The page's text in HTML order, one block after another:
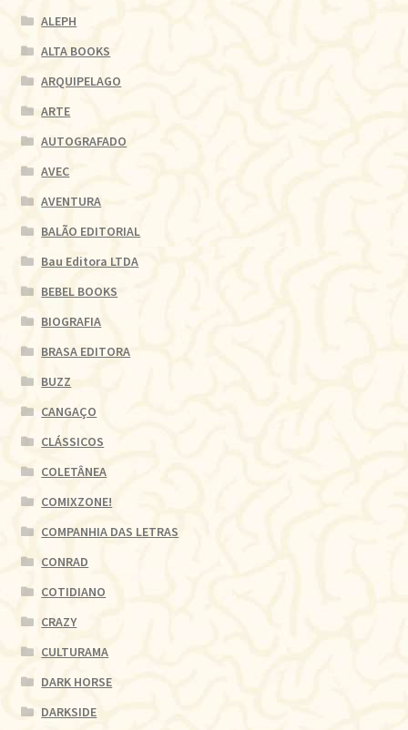
ALEPH
ALTA BOOKS
ARQUIPELAGO
ARTE
AUTOGRAFADO
AVEC
AVENTURA
BALÃO EDITORIAL
Bau Editora LTDA
BEBEL BOOKS
BIOGRAFIA
BRASA EDITORA
BUZZ
CANGAÇO
CLÁSSICOS
COLETÂNEA
COMIXZONE!
COMPANHIA DAS LETRAS
CONRAD
COTIDIANO
CRAZY
CULTURAMA
DARK HORSE
DARKSIDE